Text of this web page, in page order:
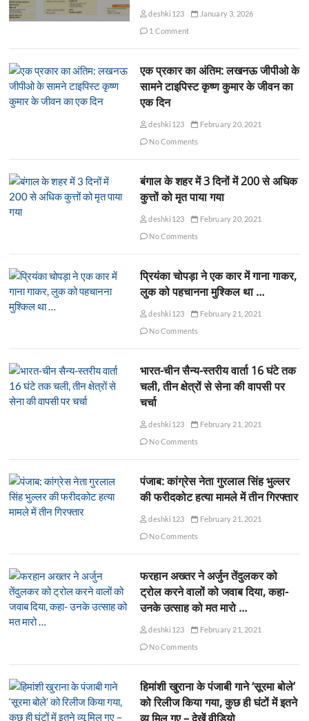
deshki123
January 3, 2026
1 Comment
एक प्रकार का अंतिम: लखनऊ जीपीओ के
सामने टाइपिस्ट कृष्ण कुमार के जीवन का
एक दिन
deshki123
February 20, 2021
No Comments
बंगाल के शहर में 3 दिनों में 200 से अधिक
कुत्तों को मृत पाया गया
deshki123
February 20, 2021
No Comments
प्रियंका चोपड़ा ने एक कार में गाना गाकर,
लुक को पहचानना मुश्किल था …
deshki123
February 21, 2021
No Comments
भारत-चीन सैन्य-स्तरीय वार्ता 16 घंटे तक
चली, तीन क्षेत्रों से सेना की वापसी पर
चर्चा
deshki123
February 21, 2021
No Comments
पंजाब: कांग्रेस नेता गुरलाल सिंह भुल्लर
की फरीदकोट हत्या मामले में तीन गिरफ्तार
deshki123
February 21, 2021
No Comments
फरहान अख्तर ने अर्जुन तेंदुलकर को
ट्रोल करने वालों को जवाब दिया, कहा-
उनके उत्साह को मत मारो …
deshki123
February 21, 2021
No Comments
हिमांशी खुराना के पंजाबी गाने ‘सूरमा बोले’
को रिलीज किया गया, कुछ ही घंटों में इतने